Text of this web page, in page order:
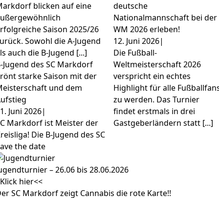
blicken auf eine
Saison 2025/26
Sowohl die A-Jugend
auch die B-Jugend [...]
Jugend des SC Markdorf
starke Saison mit der
und dem
Juni 2026|
Markdorf ist Meister der
Die B-Jugend des SC
deutsche
Nationalmannschaft bei der
WM 2026 erleben!
12. Juni 2026|
Die Fußball-
Weltmeisterschaft 2026
verspricht ein echtes
Highlight für alle
zu werden. Das Turnier
findet erstmals in drei
Gastgeberländern statt [...]
the date
– 26.06 bis 28.06.2026
hier<<
SC Markdorf zeigt Cannabis die rote Karte!!